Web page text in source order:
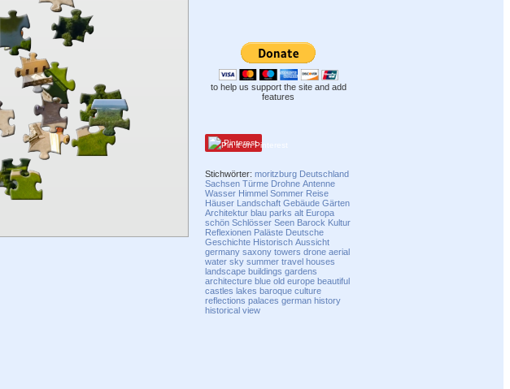
to help us support the site and add
features
Pinterest
Stichwörter:moritzburg Deutschland
Sachsen Türme Drohne Antenne
Wasser Himmel Sommer Reise
Häuser Landschaft Gebäude Gärten
Architektur blau parks alt Europa
schön Schlösser Seen Barock Kultur
Reflexionen Paläste Deutsche
Geschichte Historisch Aussicht
germany saxony towers drone aerial
water sky summer travel houses
landscape buildings gardens
architecture blue old europe beautiful
castles lakes baroque culture
reflections palaces german history
historical view